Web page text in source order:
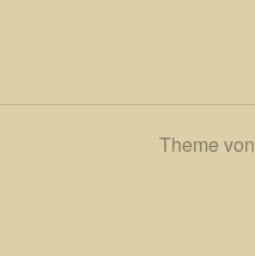
Theme von